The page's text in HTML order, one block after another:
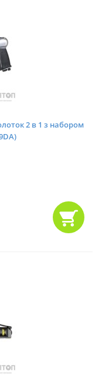
2 в 1 з набором